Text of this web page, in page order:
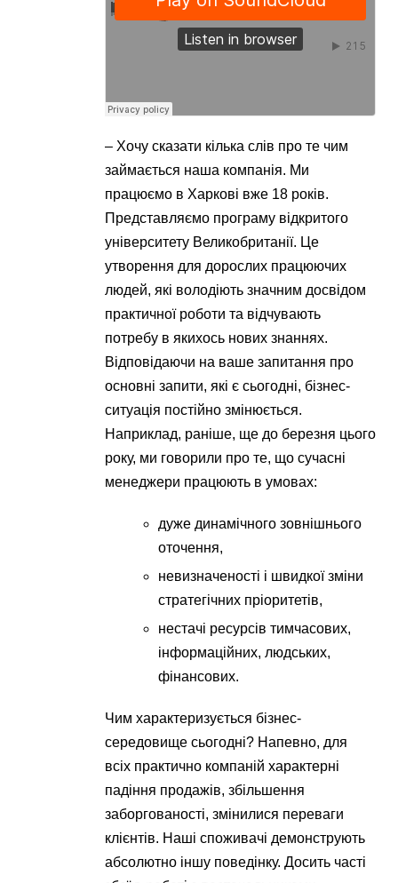
– Хочу сказати кілька слів про те чим
займається наша компанія. Ми
працюємо в Харкові вже 18 років.
Представляємо програму відкритого
університету Великобританії. Це
утворення для дорослих працюючих
людей, які володіють значним досвідом
практичної роботи та відчувають
потребу в якихось нових знаннях.
Відповідаючи на ваше запитання про
основні запити, які є сьогодні, бізнес-
ситуація постійно змінюється.
Наприклад, раніше, ще до березня цього
року, ми говорили про те, що сучасні
менеджери працюють в умовах:
дуже динамічного зовнішнього
оточення,
невизначеності і швидкої зміни
стратегічних пріоритетів,
нестачі ресурсів тимчасових,
інформаційних, людських,
фінансових.
Чим характеризується бізнес-
середовище сьогодні? Напевно, для
всіх практично компаній характерні
падіння продажів, збільшення
заборгованості, змінилися переваги
клієнтів. Наші споживачі демонструють
абсолютно іншу поведінку. Досить часті